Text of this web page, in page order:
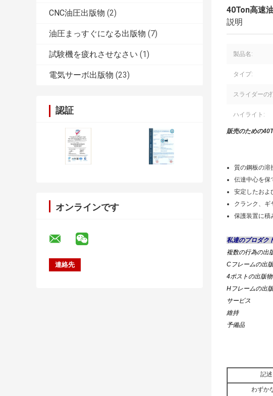
CNC油圧出版物 (2)
油圧まっすぐになる出版物 (7)
試験機を疲れさせなさい (1)
電気サーボ出版物 (23)
認証
オンラインです
40Ton高速
説明
製品名:
タイプ:
スライダーの
ハイライト:
販売のための
質の鋼板の溶
伝達中心を保
安定したおよ
クランク、ギ
保護装置に積
私達のプロダク
複数の行為の出
Cフレームの出
4ポストの出版
Hフレームの出
サービス
維持
予備品
記述
わずか